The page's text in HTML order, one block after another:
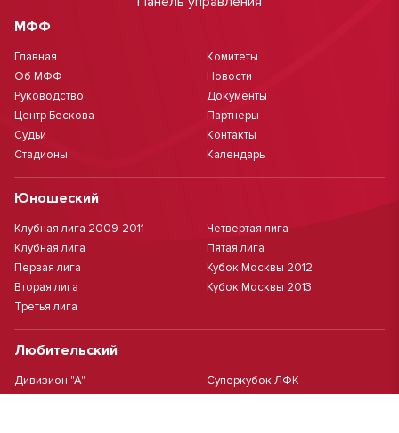
МФФ
Главная
Об МФФ
Руководство
Центр Бескова
Судьи
Стадионы
Комитеты
Новости
Документы
Партнеры
Контакты
Календарь
Юношеский
Клубная лига 2009-2011
Клубная лига
Первая лига
Вторая лига
Третья лига
Четвертая лига
Пятая лига
Кубок Москвы 2012
Кубок Москвы 2013
Любительский
Дивизион "А"
Суперкубок ЛФК